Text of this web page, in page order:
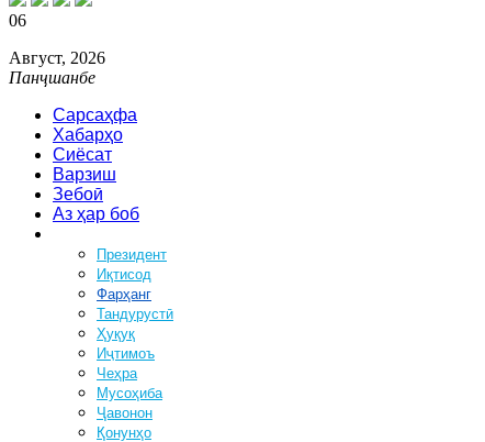
06
Август, 2026
Панҷшанбе
Сарсаҳфа
Хабарҳо
Сиёсат
Варзиш
Зебоӣ
Аз ҳар боб
Президент
Иқтисод
Фарҳанг
Тандурустӣ
Ҳуқуқ
Иҷтимоъ
Чеҳра
Мусоҳиба
Ҷавонон
Қонунҳо